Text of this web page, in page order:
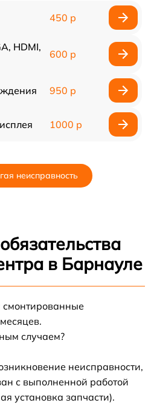
450 р
HDMI,
600 р
950 р
1000 р
неисправность
в Барнауле
смонтированные
случаем?
неисправности,
с выполненной работой
установка запчасти).